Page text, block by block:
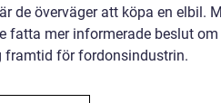
de överväger att köpa en elbil.
fatta mer informerade beslut
för fordonsindustrin.